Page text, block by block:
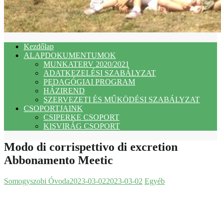
Kezdőlap
ALAPDOKUMENTUMOK
MUNKATERV 2020/2021
ADATKEZELÉSI SZABÁLYZAT
PEDAGÓGIAI PROGRAM
HÁZIREND
SZERVEZETI ÉS MŰKÖDÉSI SZABÁLYZAT
CSOPORTJAINK
CSIPERKE CSOPORT
KISVIRÁG CSOPORT
Modo di corrispettivo di excretion
Abbonamento Meetic
Somogyszobi Óvoda2023-03-022023-03-02 Egyéb